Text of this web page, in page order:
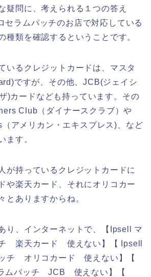
疑問に、考えられる１つの答え
セラムパッチのお店で対応している
種類を確認するということです。
いるクレジットカードは、マスタ
ですが、その他、JCB(ジェイシ
)カードなども持っています。その
Club（ダイナースクラブ）や
アメリカン・エキスプレス)、など
ます。
が持っているクレジットカードに
や楽天カード、それにオリコカー
とありますからね。
り、インターネットで、【Ipsell マ
楽天カード 使えない】【 Ipsell
チ オリコカード 使えない】【
ムパッチ JCB 使えない】【